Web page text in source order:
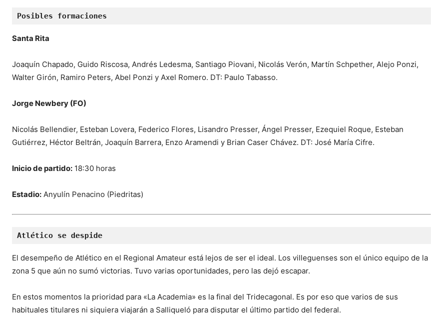
Posibles formaciones
Santa Rita
Joaquín Chapado, Guido Riscosa, Andrés Ledesma, Santiago Piovani, Nicolás Verón, Martín Schpether, Alejo Ponzi,
Walter Girón, Ramiro Peters, Abel Ponzi y Axel Romero. DT: Paulo Tabasso.
Jorge Newbery (FO)
Nicolás Bellendier, Esteban Lovera, Federico Flores, Lisandro Presser, Ángel Presser, Ezequiel Roque, Esteban
Gutiérrez, Héctor Beltrán, Joaquín Barrera, Enzo Aramendi y Brian Caser Chávez. DT: José María Cifre.
Inicio de partido: 18:30 horas
Estadio: Anyulín Penacino (Piedritas)
Atlético se despide
El desempeño de Atlético en el Regional Amateur está lejos de ser el ideal. Los villeguenses son el único equipo de la
zona 5 que aún no sumó victorias. Tuvo varias oportunidades, pero las dejó escapar.
En estos momentos la prioridad para «La Academia» es la final del Tridecagonal. Es por eso que varios de sus
habituales titulares ni siquiera viajarán a Salliqueló para disputar el último partido del federal.